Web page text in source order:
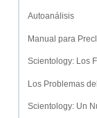
Autoanálisis
Manual para
Scientology: Los
Los Problemas
Scientology: Un